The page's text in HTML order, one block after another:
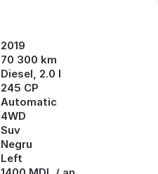
2019
70 300 km
Diesel, 2.0 l
245 CP
Automatic
4WD
Suv
Negru
Left